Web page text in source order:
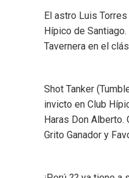
El astro Luis
Hípico de
Tavernera en el
Shot Tanker
invicto en Club
Haras Don Alberto.
Grito Ganador y